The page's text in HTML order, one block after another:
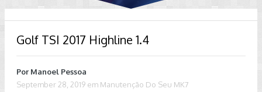
Golf TSI 2017 Highline 1.4
Por Manoel Pessoa
September 28, 2019 em Manutenção Do Seu MK7